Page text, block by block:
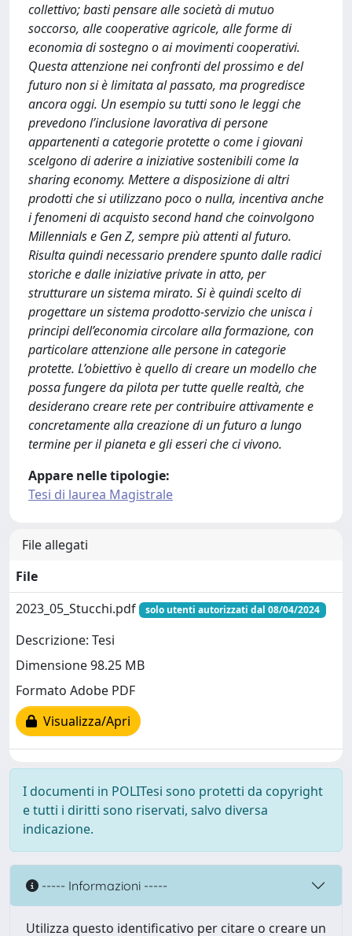
collettivo; basti pensare alle società di mutuo
soccorso, alle cooperative agricole, alle forme di
economia di sostegno o ai movimenti cooperativi.
Questa attenzione nei confronti del prossimo e del
futuro non si è limitata al passato, ma progredisce
ancora oggi. Un esempio su tutti sono le leggi che
prevedono l’inclusione lavorativa di persone
appartenenti a categorie protette o come i giovani
scelgono di aderire a iniziative sostenibili come la
sharing economy. Mettere a disposizione di altri
prodotti che si utilizzano poco o nulla, incentiva anche
i fenomeni di acquisto second hand che coinvolgono
Millennials e Gen Z, sempre più attenti al futuro.
Risulta quindi necessario prendere spunto dalle radici
storiche e dalle iniziative private in atto, per
strutturare un sistema mirato. Si è quindi scelto di
progettare un sistema prodotto-servizio che unisca i
principi dell’economia circolare alla formazione, con
particolare attenzione alle persone in categorie
protette. L’obiettivo è quello di creare un modello che
possa fungere da pilota per tutte quelle realtà, che
desiderano creare rete per contribuire attivamente e
concretamente alla creazione di un futuro a lungo
termine per il pianeta e gli esseri che ci vivono.
Appare nelle tipologie:
Tesi di laurea Magistrale
File allegati
File
2023_05_Stucchi.pdf
solo utenti autorizzati dal 08/04/2024
Descrizione: Tesi
Dimensione 98.25 MB
Formato Adobe PDF
Visualizza/Apri
I documenti in POLITesi sono protetti da copyright
e tutti i diritti sono riservati, salvo diversa
indicazione.
----- Informazioni -----
Utilizza questo identificativo per citare o creare un